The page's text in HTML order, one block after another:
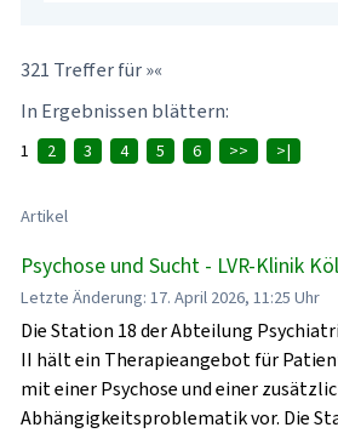
321 Treffer für »«
In Ergebnissen blättern:
1 2 3 4 5 6 >> >|
Artikel
Psychose und Sucht - LVR-Klinik
Letzte Änderung: 17. April 2026, 11:25 Uhr
Die Station 18 der Abteilung
II hält ein Therapieangebot für
mit einer Psychose und einer
Abhängigkeitsproblematik vor. Die